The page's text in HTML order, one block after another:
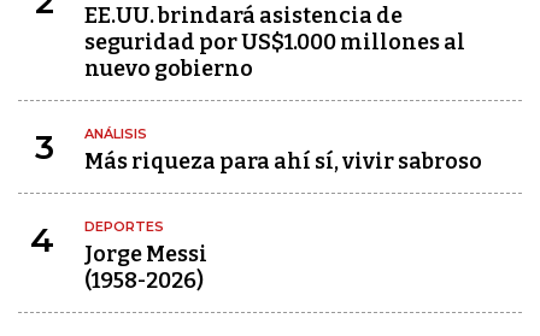
EE.UU. brindará asistencia de
seguridad por US$1.000 millones al
nuevo gobierno
3 ANÁLISIS
Más riqueza para ahí sí, vivir sabroso
4 DEPORTES
Jorge Messi
(1958-2026)